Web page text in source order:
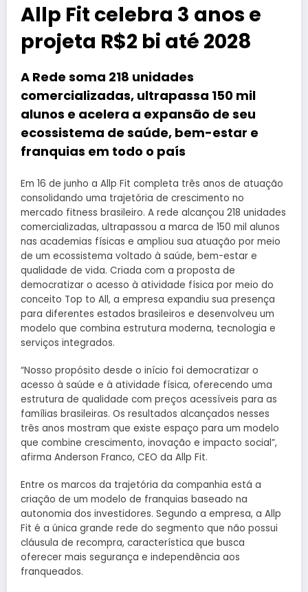
Allp Fit celebra 3 anos e
projeta R$2 bi até 2028
A Rede soma 218 unidades
comercializadas, ultrapassa 150 mil
alunos e acelera a expansão de seu
ecossistema de saúde, bem-estar e
franquias em todo o país
Em 16 de junho a Allp Fit completa três anos de atuação
consolidando uma trajetória de crescimento no
mercado fitness brasileiro. A rede alcançou 218 unidades
comercializadas, ultrapassou a marca de 150 mil alunos
nas academias físicas e ampliou sua atuação por meio
de um ecossistema voltado à saúde, bem-estar e
qualidade de vida. Criada com a proposta de
democratizar o acesso à atividade física por meio do
conceito Top to All, a empresa expandiu sua presença
para diferentes estados brasileiros e desenvolveu um
modelo que combina estrutura moderna, tecnologia e
serviços integrados.
“Nosso propósito desde o início foi democratizar o
acesso à saúde e à atividade física, oferecendo uma
estrutura de qualidade com preços acessíveis para as
famílias brasileiras. Os resultados alcançados nesses
três anos mostram que existe espaço para um modelo
que combine crescimento, inovação e impacto social”,
afirma Anderson Franco, CEO da Allp Fit.
Entre os marcos da trajetória da companhia está a
criação de um modelo de franquias baseado na
autonomia dos investidores. Segundo a empresa, a Allp
Fit é a única grande rede do segmento que não possui
cláusula de recompra, característica que busca
oferecer mais segurança e independência aos
franqueados.